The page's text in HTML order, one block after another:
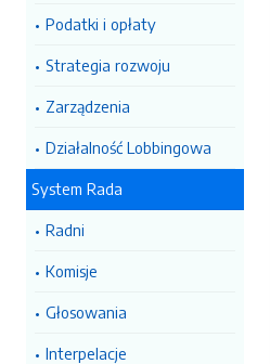
Podatki i opłaty
Strategia rozwoju
Zarządzenia
Działalność Lobbingowa
System Rada
Radni
Komisje
Głosowania
Interpelacje